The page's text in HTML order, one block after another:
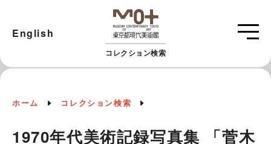
コレクション検索
English
ホーム コレクション検索
1970年代美術記録写真集 「菅木